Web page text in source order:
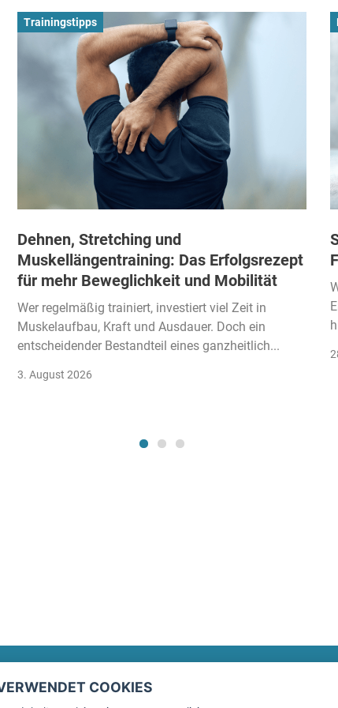
Trainingstipps
Dehnen, Stretching und
Muskellängentraining: Das Erfolgsrezept
für mehr Beweglichkeit und Mobilität
Wer regelmäßig trainiert, investiert viel Zeit in
Muskelaufbau, Kraft und Ausdauer. Doch ein
entscheidender Bestandteil eines ganzheitlich...
3. August 2026
COOKIES